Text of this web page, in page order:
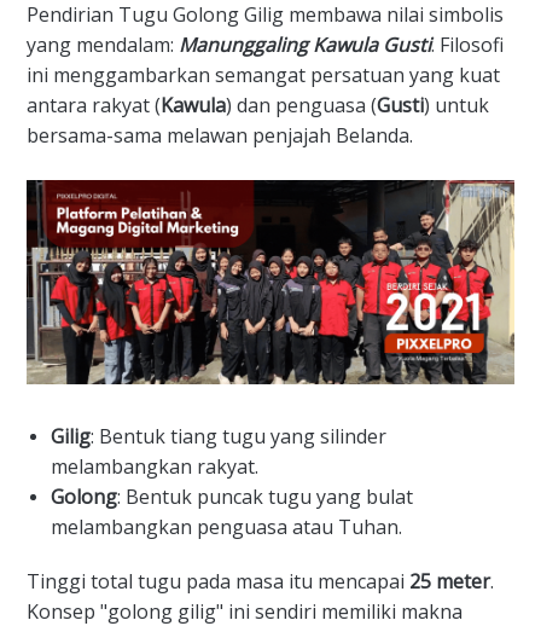
​Pendirian Tugu Golong Gilig membawa nilai simbolis
yang mendalam: Manunggaling Kawula Gusti. Filosofi
ini menggambarkan semangat persatuan yang kuat
antara rakyat (Kawula) dan penguasa (Gusti) untuk
bersama-sama melawan penjajah Belanda.
Gilig: Bentuk tiang tugu yang silinder
melambangkan rakyat.
Golong: Bentuk puncak tugu yang bulat
melambangkan penguasa atau Tuhan.
​Tinggi total tugu pada masa itu mencapai 25 meter.
Konsep "golong gilig" ini sendiri memiliki makna